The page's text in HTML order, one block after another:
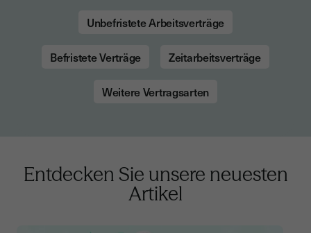
Unbefristete Arbeitsverträge
Befristete Verträge Zeitarbeitsverträge
Weitere Vertragsarten
Entdecken Sie unsere neuesten
Artikel